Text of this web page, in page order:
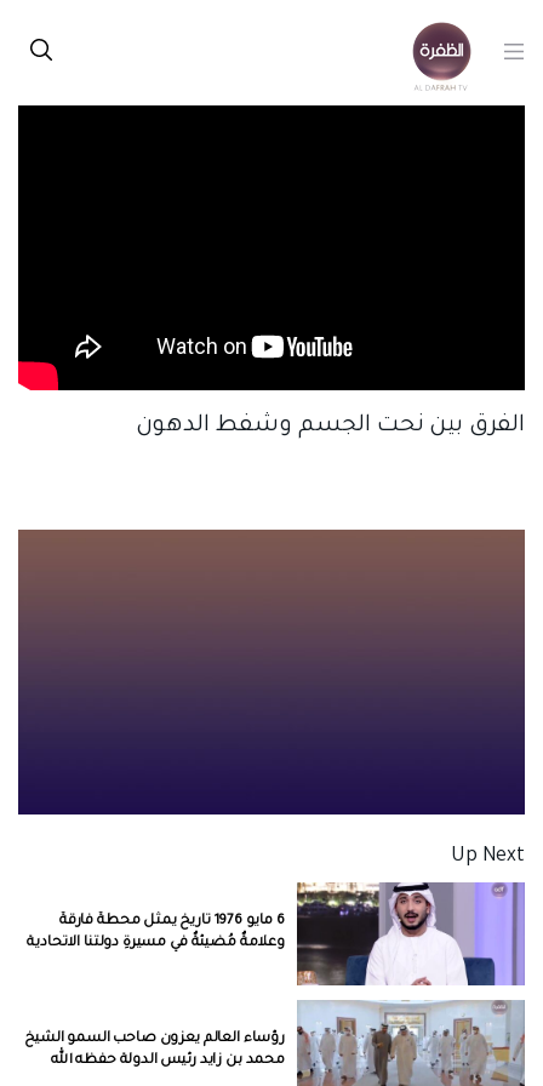
الفرق بين نحت الجسم وشفط الدهون
Up Next
6 مايو 1976 تاريخ يمثل محطةٌ فارقةٌ
وعلامةٌ مُضيئةٌ في مسيرةِ دولتنا الاتحادية￼
رؤساء العالم يعزون صاحب السمو الشيخ
محمد بن زايد رئيس الدولة حفظه الله